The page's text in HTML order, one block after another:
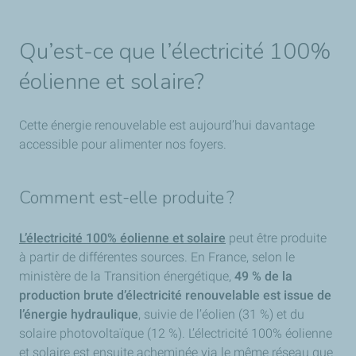
Qu’est-ce que l’électricité 100%
éolienne et solaire?
Cette énergie renouvelable est aujourd’hui davantage
accessible pour alimenter nos foyers.
Comment est-elle produite ?
L’électricité 100% éolienne et solaire peut être produite
à partir de différentes sources. En France, selon le
ministère de la Transition énergétique, 49 % de la
production brute d’électricité renouvelable est issue de
l’énergie hydraulique, suivie de l’éolien (31 %) et du
solaire photovoltaïque (12 %). L’électricité 100% éolienne
et solaire est ensuite acheminée via le même réseau que